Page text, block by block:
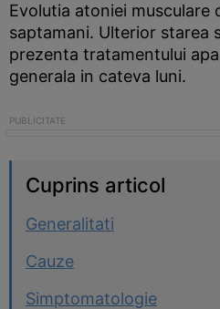
Evolutia atoniei musculare
saptamani. Ulterior starea
prezenta tratamentului
generala in cateva luni.
Cuprins articol
Generalitati
Cauze
Simptomatologie